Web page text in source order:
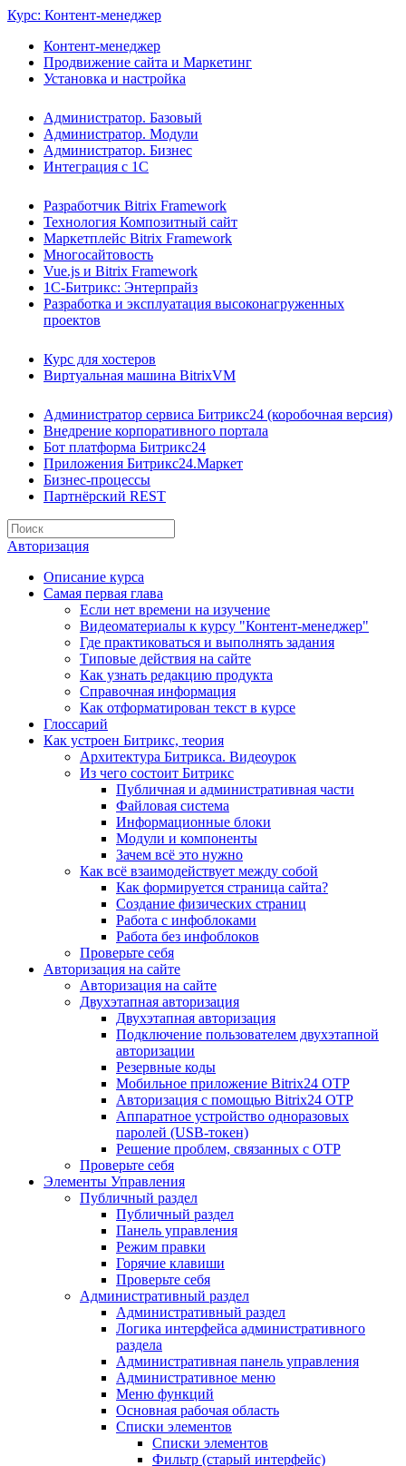
Курс: Контент-менеджер
Контент-менеджер
Продвижение сайта и Маркетинг
Установка и настройка
Администратор. Базовый
Администратор. Модули
Администратор. Бизнес
Интеграция с 1С
Разработчик Bitrix Framework
Технология Композитный сайт
Маркетплейс Bitrix Framework
Многосайтовость
Vue.js и Bitrix Framework
1С-Битрикс: Энтерпрайз
Разработка и эксплуатация высоконагруженных
проектов
Курс для хостеров
Виртуальная машина BitrixVM
Администратор сервиса Битрикс24 (коробочная версия)
Внедрение корпоративного портала
Бот платформа Битрикс24
Приложения Битрикс24.Маркет
Бизнес-процессы
Партнёрский REST
Авторизация
Описание курса
Самая первая глава
Если нет времени на изучение
Видеоматериалы к курсу "Контент-менеджер"
Где практиковаться и выполнять задания
Типовые действия на сайте
Как узнать редакцию продукта
Справочная информация
Как отформатирован текст в курсе
Глоссарий
Как устроен Битрикс, теория
Архитектура Битрикса. Видеоурок
Из чего состоит Битрикс
Публичная и административная части
Файловая система
Информационные блоки
Модули и компоненты
Зачем всё это нужно
Как всё взаимодействует между собой
Как формируется страница сайта?
Создание физических страниц
Работа с инфоблоками
Работа без инфоблоков
Проверьте себя
Авторизация на сайте
Авторизация на сайте
Двухэтапная авторизация
Двухэтапная авторизация
Подключение пользователем двухэтапной
авторизации
Резервные коды
Мобильное приложение Bitrix24 OTP
Авторизация с помощью Bitrix24 OTP
Аппаратное устройство одноразовых
паролей (USB-токен)
Решение проблем, связанных с OTP
Проверьте себя
Элементы Управления
Публичный раздел
Публичный раздел
Панель управления
Режим правки
Горячие клавиши
Проверьте себя
Административный раздел
Административный раздел
Логика интерфейса административного
раздела
Административная панель управления
Административное меню
Меню функций
Основная рабочая область
Списки элементов
Списки элементов
Фильтр (старый интерфейс)